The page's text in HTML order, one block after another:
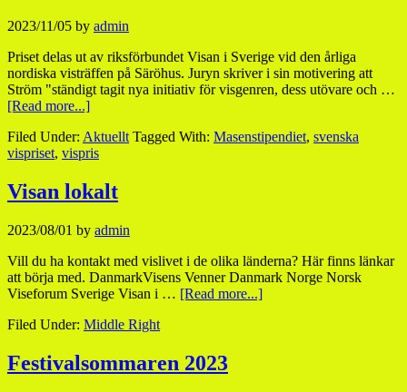
2023/11/05 by admin
Priset delas ut av riksförbundet Visan i Sverige vid den årliga
nordiska visträffen på Säröhus. Juryn skriver i sin motivering att
Ström "ständigt tagit nya initiativ för visgenren, dess utövare och …
[Read more...]
Filed Under: Aktuellt Tagged With: Masenstipendiet, svenska
vispriset, vispris
Visan lokalt
2023/08/01 by admin
Vill du ha kontakt med vislivet i de olika länderna? Här finns länkar
att börja med. DanmarkVisens Venner Danmark Norge Norsk
Viseforum Sverige Visan i … [Read more...]
Filed Under: Middle Right
Festivalsommaren 2023